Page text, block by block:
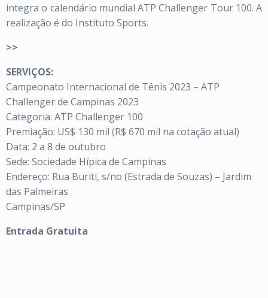
integra o calendário mundial ATP Challenger Tour 100. A
realização é do Instituto Sports.
>>
SERVIÇOS:
Campeonato Internacional de Tênis 2023 – ATP
Challenger de Campinas 2023
Categoria: ATP Challenger 100
Premiação: US$ 130 mil (R$ 670 mil na cotação atual)
Data: 2 a 8 de outubro
Sede: Sociedade Hípica de Campinas
Endereço: Rua Buriti, s/no (Estrada de Souzas) – Jardim
das Palmeiras
Campinas/SP
Entrada Gratuita